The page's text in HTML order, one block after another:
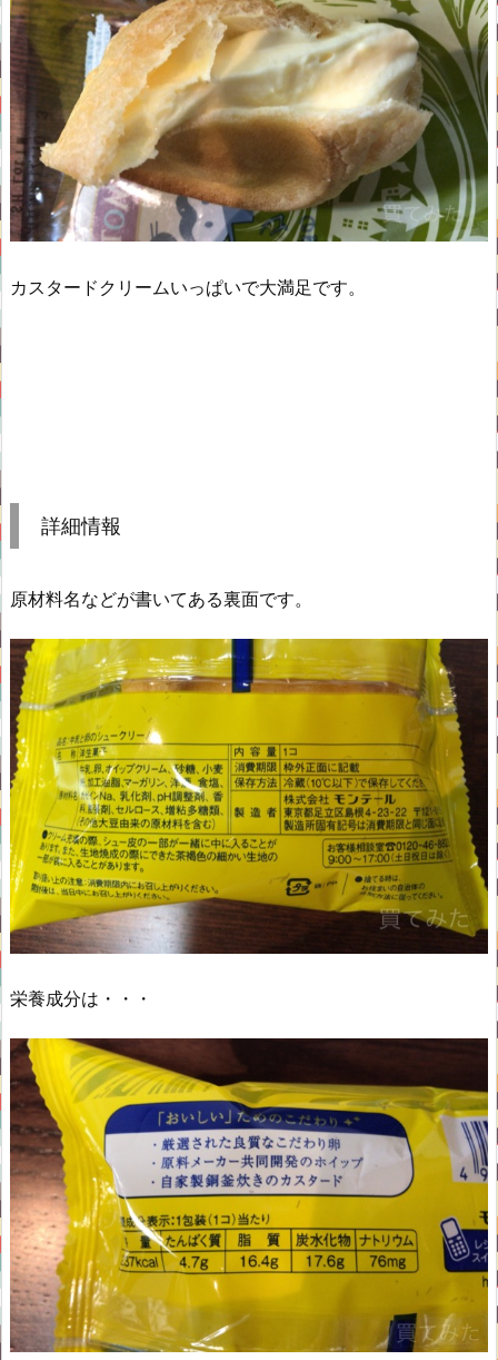
カスタードクリームいっぱいで大満足です。
詳細情報
原材料名などが書いてある裏面です。
栄養成分は・・・